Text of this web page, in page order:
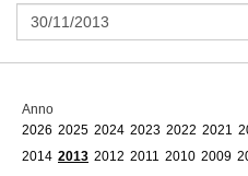
Anno
2026 2025 2024 2023 2022 2021
2014 2013 2012 2011 2010 2009